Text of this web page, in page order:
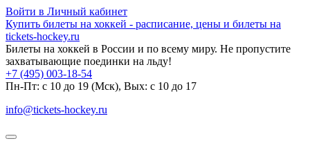
Войти в Личный кабинет
Купить билеты на хоккей - расписание, цены и билеты на
tickets-hockey.ru
Билеты на хоккей в России и по всему миру. Не пропустите
захватывающие поединки на льду!
+7 (495) 003-18-54
Пн-Пт: c 10 до 19 (Мск), Вых: с 10 до 17
info@tickets-hockey.ru